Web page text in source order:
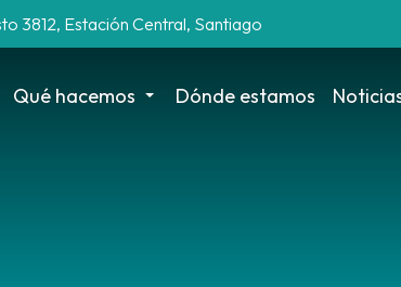
3812, Estación Central, Santiago
Qué hacemos Dónde estamos